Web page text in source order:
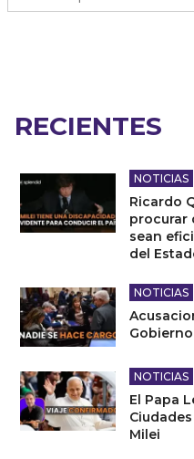
RECIENTES
NOTICIAS
Ricardo
procurar
sean
del
NOTICIAS
NOTICIAS
El Papa
Milei